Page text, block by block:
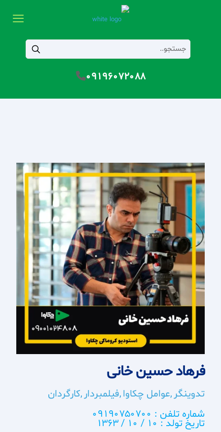
09196072088
فرهاد حسین خانی
تدوینگر عوامل چکاوا فیلمبردار کارگردان
شماره تلفن : 09190750700
تاریخ تولد : 10 / 10 / 1363